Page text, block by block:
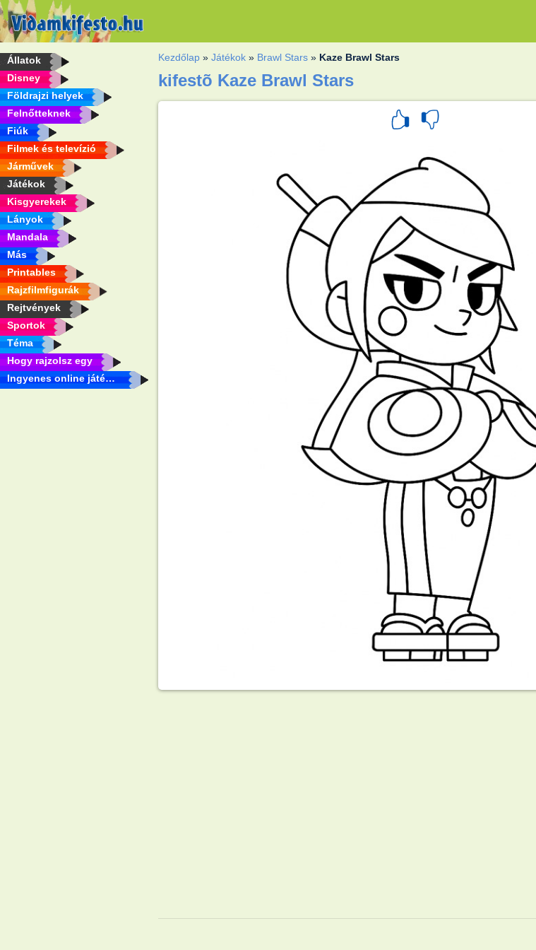
Állatok
Disney
Földrajzi helyek
Felnőtteknek
Fiúk
Filmek és televízió
Járművek
Játékok
Kisgyerekek
Lányok
Mandala
Más
Printables
Rajzfilmfigurák
Rejtvények
Sportok
Téma
Hogy rajzolsz egy
Ingyenes online játékok
Kezdőlap »Játékok » Brawl Stars » Kaze Brawl Stars
kifestõ Kaze Brawl Stars